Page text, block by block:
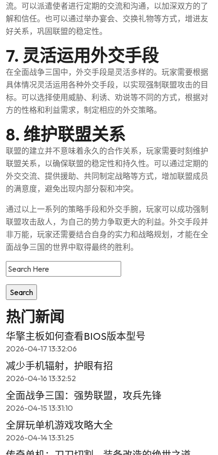
流。可以派遣使者进行定期的交流和沟通，以加深双方的了
解和信任。也可以通过举办宴会、交换礼物等方式，增进友
好关系，巩固联盟的稳定性。
7. 灵活运用外交手段
在全面战争三国中，外交手段是灵活多样的。玩家需要根据
具体情况灵活运用各种外交手段，以实现强制联盟攻击的目
标。可以选择使用威胁、利诱、劝说等不同的方式，根据对
方的性格和利益需求，制定相应的外交策略。
8. 维护联盟关系
联盟的建立并不意味着永久的合作关系，玩家需要时刻维护
联盟关系，以确保联盟的稳定性和持久性。可以通过定期的
外交交流、提供援助、共同制定战略等方式，增加联盟成员
的满意度，避免出现内部分裂和冲突。
通过以上一系列的策略手段和外交手腕，玩家可以成功强制
联盟攻击敌人，为自己的势力争取更大的利益。外交手段并
非万能，玩家还需要结合自身的实力和战略规划，才能在全
面战争三国的世界中取得最终的胜利。
热门新闻
华擎主板如何查看BIOS版本型号
2026-04-17 13:32:06
减少手机辐射，护眼有招
2026-04-16 13:32:52
全面战争三国：强势联盟，攻兵先锋
2026-04-15 13:31:10
全屏玩单机游戏攻略大全
2026-04-14 13:31:25